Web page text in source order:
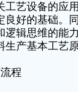
工艺设备的应
良好的基础。
逻辑思维的能
生产基本工艺
程